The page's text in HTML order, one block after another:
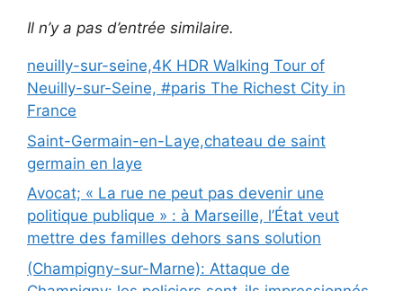
Il n’y a pas d’entrée similaire.
neuilly-sur-seine,4K HDR Walking Tour of
Neuilly-sur-Seine, #paris The Richest City in
France
Saint-Germain-en-Laye,chateau de saint
germain en laye
Avocat; « La rue ne peut pas devenir une
politique publique » : à Marseille, l’État veut
mettre des familles dehors sans solution
(Champigny-sur-Marne): Attaque de